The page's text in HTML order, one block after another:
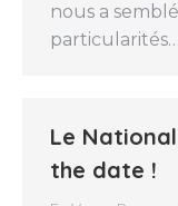
nous a
particularités…
Le
the date !